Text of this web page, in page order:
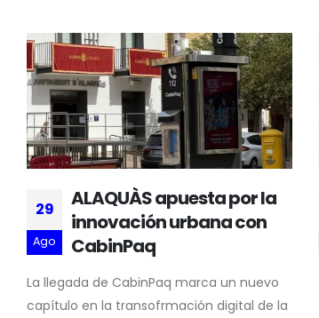
29
Ago
ALAQUÀS apuesta por la
innovación urbana con
CabinPaq
La llegada de CabinPaq marca un nuevo
capítulo en la transofrmación digital de la